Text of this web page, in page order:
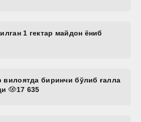
1 гектар майдон ёниб
вилоятда биринчи бўлиб ғалла
17 635